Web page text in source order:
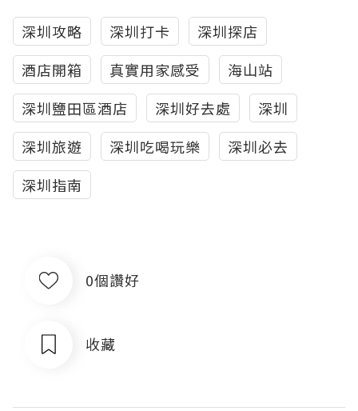
深圳攻略 深圳打卡
深圳探店
酒店開箱
真實用家感受
海山站
深圳鹽田區酒店
深圳好去處
深圳
深圳旅遊
深圳吃喝玩樂
深圳必去
深圳指南
0個讚好
收藏